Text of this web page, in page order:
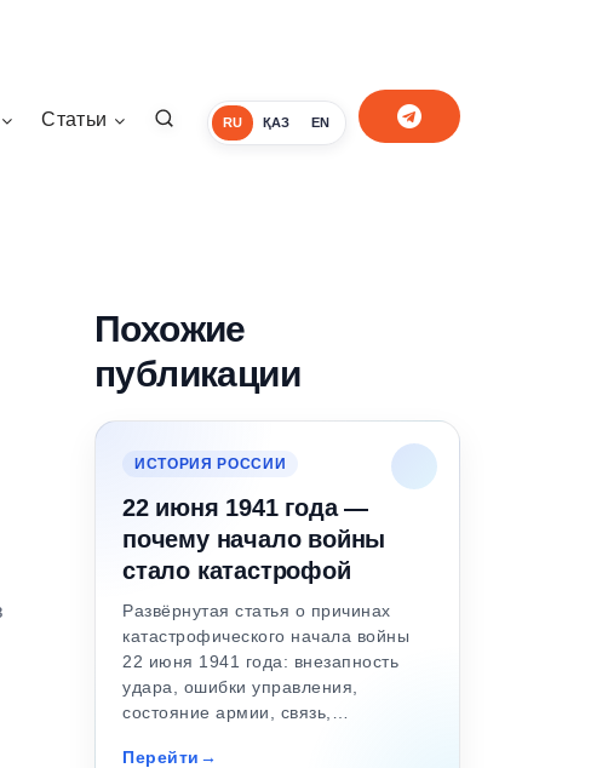
RU ҚАЗ EN
Статьи
Похожие
публикации
ИСТОРИЯ РОССИИ
22 июня 1941 года —
почему начало войны
стало катастрофой
Развёрнутая статья о причинах
катастрофического начала войны
22 июня 1941 года: внезапность
удара, ошибки управления,
состояние армии, связь,…
Перейти